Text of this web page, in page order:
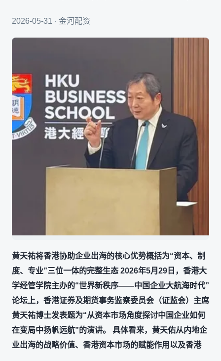
2026-05-31 · 金河配资
黄天祐将香港协助企业出海的核心优势概括为“资本、制
度、专业”三位一体的完整生态 2026年5月29日，香港大
学经管学院主办的“世界新秩序——中国企业大航海时代”
论坛上，香港证券及期货事务监察委员会（证监会）主席
黄天祐博士发表题为“从资本市场角度探讨中国企业如何
在变局中扬帆远航”的演讲。 具体看来，黄天佑从内地企
业出海的战略价值、香港资本市场的赋能作用以及香港